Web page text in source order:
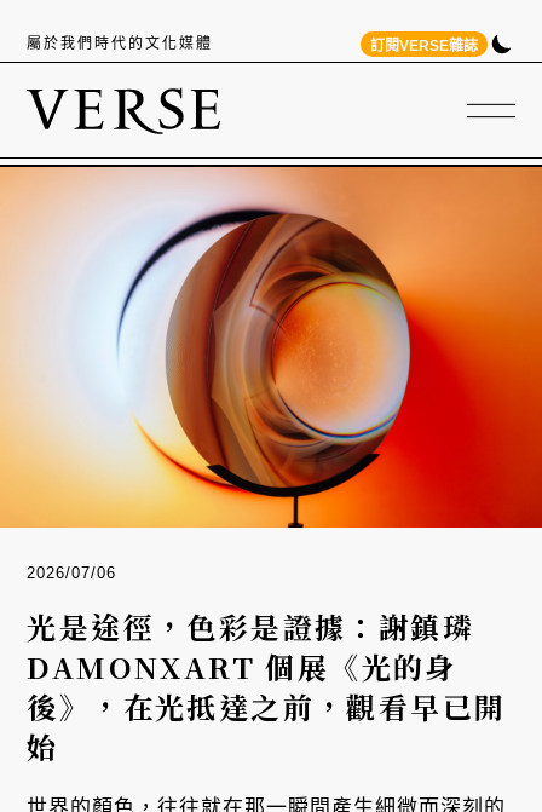
屬於我們時代的文化媒體 訂閱VERSE雜誌
2026/07/06
光是途徑，色彩是證據：謝鎮璘
DAMONXART 個展《光的身
後》，在光抵達之前，觀看早已開
始